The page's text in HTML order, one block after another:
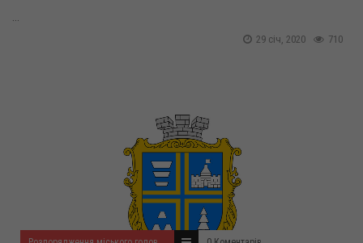
710
29 січ, 2020